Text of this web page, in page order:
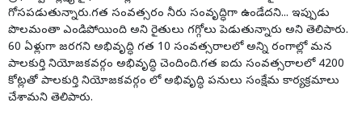
గోసపడుతున్నారు.గత సంవత్సరం నీరు సంవృద్ధిగా ఉండేదని... ఇప్పుడు
పొలమంతా ఎండిపోయింది అని రైతులు గగ్గోలు పెడుతున్నారు అని తెలిపారు.
60 ఏళ్లుగా జరగని అభివృద్ధి గత 10 సంవత్సరాలలో అన్ని రంగాల్లో మన
పాలకుర్తి నియోజకవర్గం అభివృద్ధి చెందింది.గత ఐదు సంవత్సరాలలో 4200
కోట్లతో పాలకుర్తి నియోజకవర్గం లో అభివృద్ధి పనులు సంక్షేమ కార్యక్రమాలు
చేశామని తెలిపారు.